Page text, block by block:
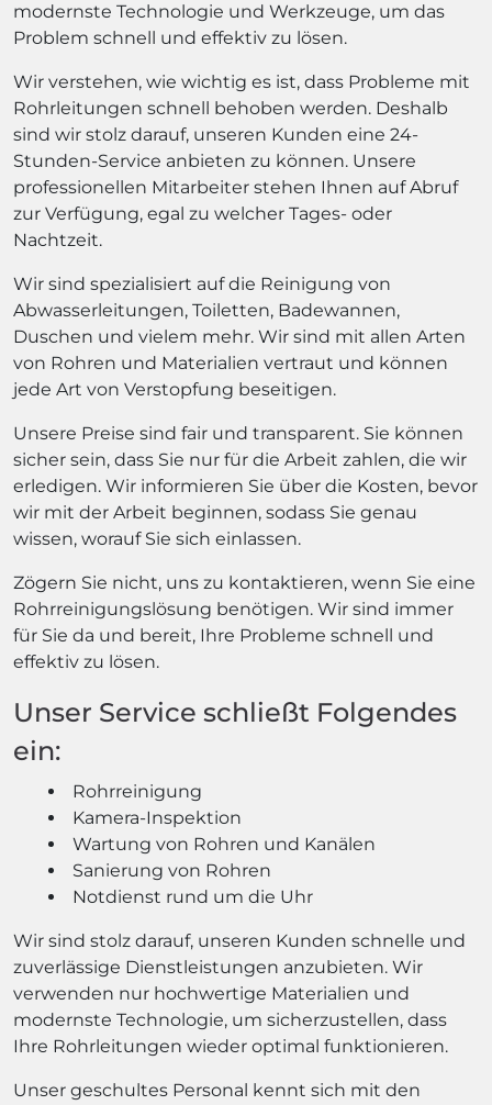
modernste Technologie und Werkzeuge, um das
Problem schnell und effektiv zu lösen.
Wir verstehen, wie wichtig es ist, dass Probleme mit
Rohrleitungen schnell behoben werden. Deshalb
sind wir stolz darauf, unseren Kunden eine 24-
Stunden-Service anbieten zu können. Unsere
professionellen Mitarbeiter stehen Ihnen auf Abruf
zur Verfügung, egal zu welcher Tages- oder
Nachtzeit.
Wir sind spezialisiert auf die Reinigung von
Abwasserleitungen, Toiletten, Badewannen,
Duschen und vielem mehr. Wir sind mit allen Arten
von Rohren und Materialien vertraut und können
jede Art von Verstopfung beseitigen.
Unsere Preise sind fair und transparent. Sie können
sicher sein, dass Sie nur für die Arbeit zahlen, die wir
erledigen. Wir informieren Sie über die Kosten, bevor
wir mit der Arbeit beginnen, sodass Sie genau
wissen, worauf Sie sich einlassen.
Zögern Sie nicht, uns zu kontaktieren, wenn Sie eine
Rohrreinigungslösung benötigen. Wir sind immer
für Sie da und bereit, Ihre Probleme schnell und
effektiv zu lösen.
Unser Service schließt Folgendes
ein:
Rohrreinigung
Kamera-Inspektion
Wartung von Rohren und Kanälen
Sanierung von Rohren
Notdienst rund um die Uhr
Wir sind stolz darauf, unseren Kunden schnelle und
zuverlässige Dienstleistungen anzubieten. Wir
verwenden nur hochwertige Materialien und
modernste Technologie, um sicherzustellen, dass
Ihre Rohrleitungen wieder optimal funktionieren.
Unser geschultes Personal kennt sich mit den